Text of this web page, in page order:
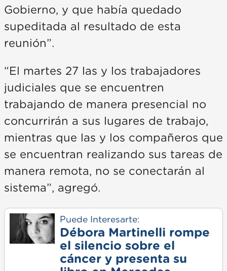
Gobierno, y que había quedado
supeditada al resultado de esta
reunión”.
“El martes 27 las y los trabajadores
judiciales que se encuentren
trabajando de manera presencial no
concurrirán a sus lugares de trabajo,
mientras que las y los compañeros que
se encuentran realizando sus tareas de
manera remota, no se conectarán al
sistema”, agregó.
Puede Interesarte:
Débora Martinelli rompe
el silencio sobre el
cáncer y presenta su